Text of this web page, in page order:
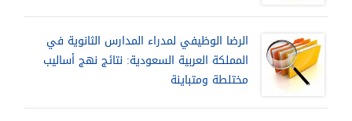
الرضا الوظيفي لمدراء المدارس الثانوية في
المملكة العربية السعودية: نتائج نهج أساليب
مختلطة ومتباينة